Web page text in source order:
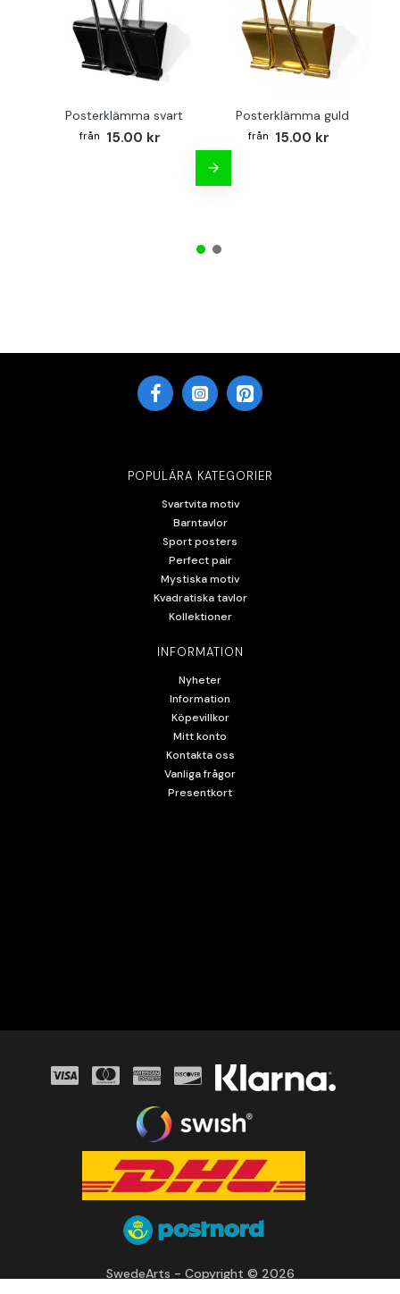
Posterklämma svart
15.00 kr
Posterklämma guld
15.00 kr
POPULÄRA KATEGORIER
Svartvita motiv
Barntavlor
Sport posters
Perfect pair
Mystiska motiv
Kvadratiska tavlor
Kollektioner
INFORMATION
Nyheter
Information
Köpevillkor
Mitt konto
Kontakta oss
Vanliga frågor
Presentkort
SwedeArts - Copyright © 2026